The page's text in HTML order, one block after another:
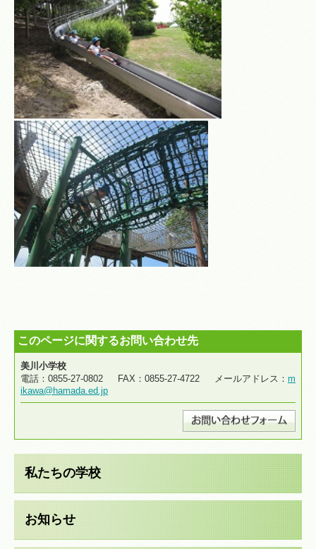
このページに関するお問い合わせ先
美川小学校
電話：0855-27-0802 FAX：0855-27-4722 メールアドレス： m
ikawa@hamada.ed.jp
私たちの学校
お知らせ